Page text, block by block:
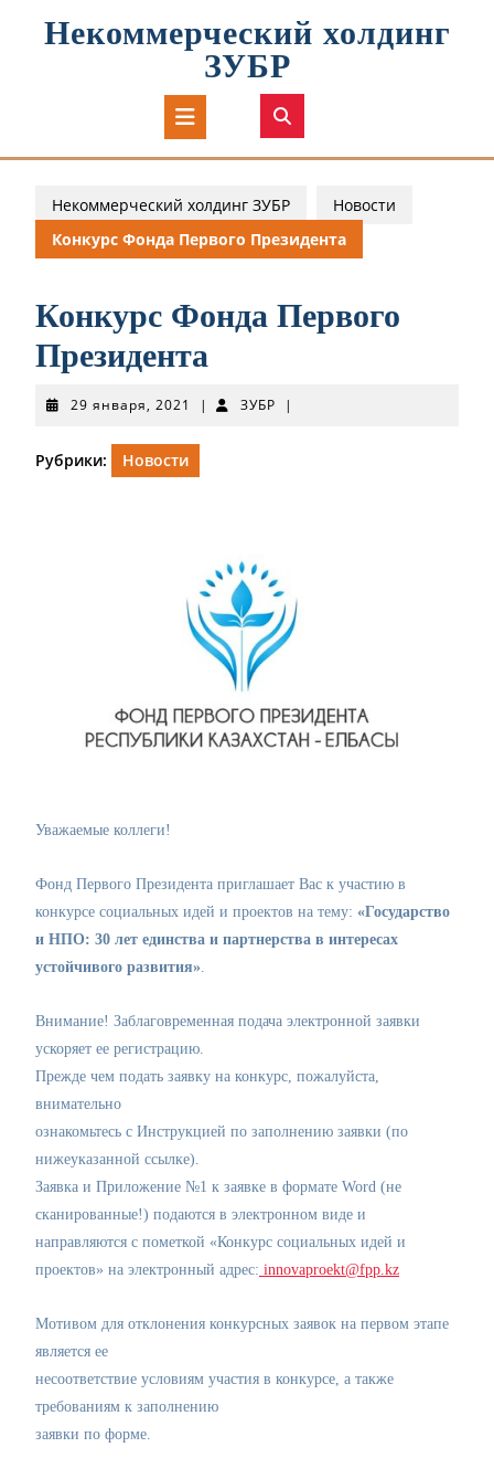
Некоммерческий холдинг
ЗУБР
Кнопка
Открыть
Некоммерческий холдинг ЗУБР
Новости
Конкурс Фонда Первого Президента
Конкурс Фонда Первого
Президента
29 января, 2021
29
2021
| ЗУБР ЗУБР
|
Рубрики: Новости
Уважаемые коллеги!
Фонд Первого Президента приглашает Вас к участию в
конкурсе социальных идей и проектов на тему: «Государство
и НПО: 30 лет единства и партнерства в интересах
устойчивого развития».
Внимание! Заблаговременная подача электронной заявки
ускоряет ее регистрацию.
Прежде чем подать заявку на конкурс, пожалуйста,
внимательно
ознакомьтесь с Инструкцией по заполнению заявки (по
нижеуказанной ссылке).
Заявка и Приложение №1 к заявке в формате Word (не
сканированные!) подаются в электронном виде и
направляются с пометкой «Конкурс социальных идей и
проектов» на электронный адрес: innovaproekt@fpp.kz
Мотивом для отклонения конкурсных заявок на первом этапе
является ее
несоответствие условиям участия в конкурсе, а также
требованиям к заполнению
заявки по форме.